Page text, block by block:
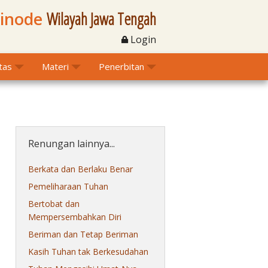
Wilayah Jawa Tengah
Login
Materi Penerbitan
Renungan lainnya...
Berkata dan Berlaku Benar
Pemeliharaan Tuhan
Bertobat dan
Mempersembahkan Diri
Beriman dan Tetap Beriman
Kasih Tuhan tak Berkesudahan